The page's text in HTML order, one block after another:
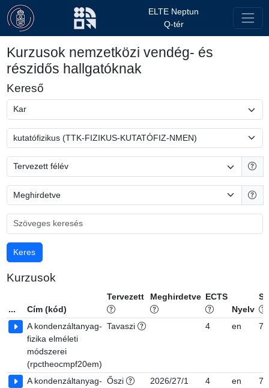
ELTE Neptun
Q-tér
Kurzusok nemzetközi vendég- és
részidős hallgatóknak
Kereső
Kurzusok
... Cím (kód)
Tervezett Meghirdetve ECTS
Nyelv
A kondenzáltanyag-
fizika elméleti
módszerei
(rpctheocmpf20em)
Tavaszi 4 en 7
A kondenzáltanyag- Őszi 2026/27/1 4 en 7